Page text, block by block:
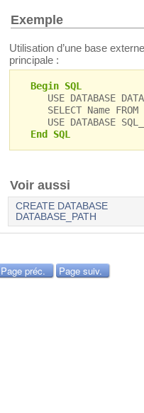
Exemple
Utilisation d’une base
principale :
Begin SQL
USE DATABASE
SELECT Name FROM
USE DATABASE
End SQL
Voir aussi
CREATE DATABASE
DATABASE_PATH
Page préc. Page suiv.